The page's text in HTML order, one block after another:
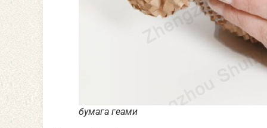
бумага геами